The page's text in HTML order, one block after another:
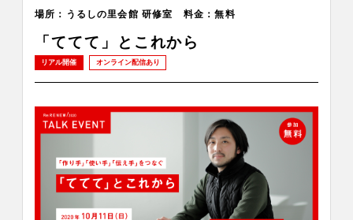
場所：うるしの里会館 研修室 料金：無料
「ててて」とこれから
リアル開催 オンライン配信あり